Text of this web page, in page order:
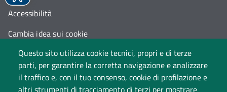
Questo sito utilizza cookie tecnici, propri e di terze
parti, per garantire la corretta navigazione e analizzare
il traffico e, con il tuo consenso, cookie di profilazione e
Accessibilità
Cambia idea sui cookie
Dati di monitoraggio